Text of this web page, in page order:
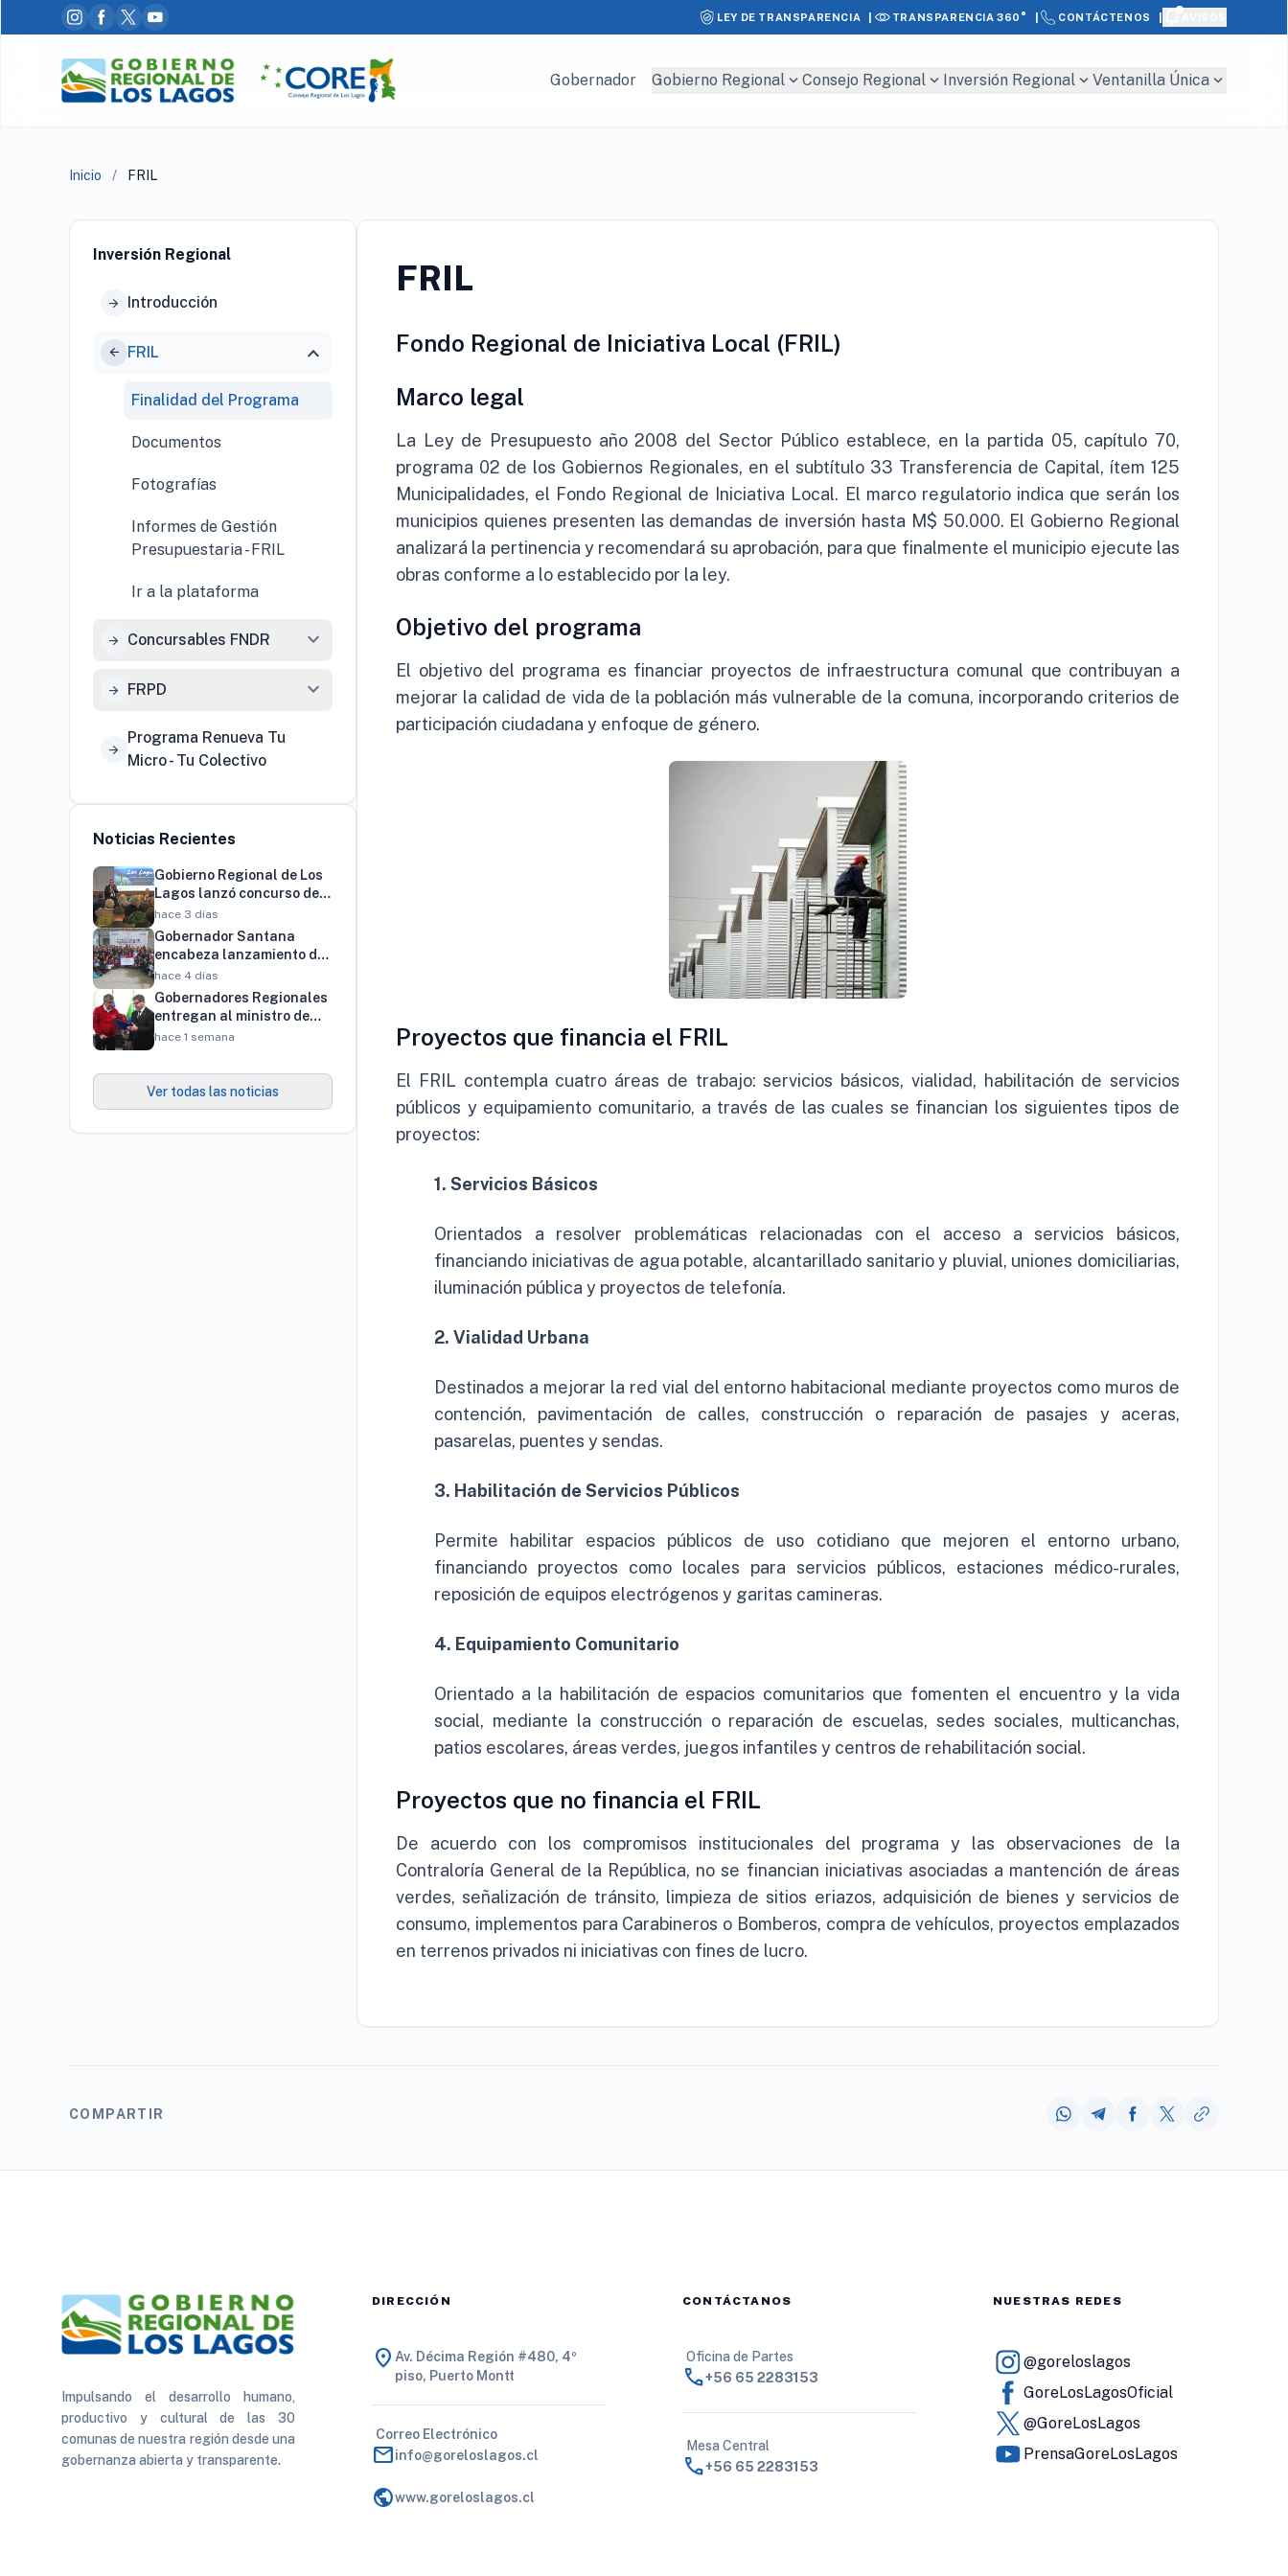
LEY DE TRANSPARENCIA | TRANSPARENCIA 360° CONTÁCTENOS
Gobernador Gobierno Regional expand_more Consejo Regional expand_more Inversión Regional expand_more Ventanilla Única expand_more
Inicio / FRIL
Inversión Regional
arrow_forward Introducción
arrow_forward FRIL expand_more
Finalidad del Programa
Documentos
Fotografías
Informes de Gestión
Presupuestaria - FRIL
Ir a la plataforma
arrow_forward Concursables FNDR expand_more
arrow_forward FRPD expand_more
arrow_forward
Programa Renueva Tu
Micro - Tu Colectivo
Noticias Recientes
Gobierno Regional de Los
Lagos lanzó concurso de
innovación por $4.000
millones para resolver
brechas productivas del
hace 3 días
Gobernador Santana
encabeza lanzamiento de
programa regional para
familias vinculadas al
autismo
hace 4 días
Gobernadores Regionales
entregan al ministro de
Economía cartera de más
proyectan generar cerca
de 27 mil empleos
hace 1 semana
Ver todas las noticias
FRIL
Fondo Regional de Iniciativa Local (FRIL)
Marco legal
La Ley de Presupuesto año 2008 del Sector Público establece, en la partida 05, capítulo 70,
programa 02 de los Gobiernos Regionales, en el subtítulo 33 Transferencia de Capital, ítem 125
Municipalidades, el Fondo Regional de Iniciativa Local. El marco regulatorio indica que serán los
municipios quienes presenten las demandas de inversión hasta M$ 50.000. El Gobierno Regional
analizará la pertinencia y recomendará su aprobación, para que finalmente el municipio ejecute las
obras conforme a lo establecido por la ley.
Objetivo del programa
El objetivo del programa es financiar proyectos de infraestructura comunal que contribuyan a
mejorar la calidad de vida de la población más vulnerable de la comuna, incorporando criterios de
participación ciudadana y enfoque de género.
Proyectos que financia el FRIL
El FRIL contempla cuatro áreas de trabajo: servicios básicos, vialidad, habilitación de servicios
públicos y equipamiento comunitario, a través de las cuales se financian los siguientes tipos de
proyectos:
1. Servicios Básicos
Orientados a resolver problemáticas relacionadas con el acceso a servicios básicos,
financiando iniciativas de agua potable, alcantarillado sanitario y pluvial, uniones domiciliarias,
iluminación pública y proyectos de telefonía.
2. Vialidad Urbana
Destinados a mejorar la red vial del entorno habitacional mediante proyectos como muros de
contención, pavimentación de calles, construcción o reparación de pasajes y aceras,
pasarelas, puentes y sendas.
3. Habilitación de Servicios Públicos
Permite habilitar espacios públicos de uso cotidiano que mejoren el entorno urbano,
financiando proyectos como locales para servicios públicos, estaciones médico-rurales,
reposición de equipos electrógenos y garitas camineras.
4. Equipamiento Comunitario
Orientado a la habilitación de espacios comunitarios que fomenten el encuentro y la vida
social, mediante la construcción o reparación de escuelas, sedes sociales, multicanchas,
patios escolares, áreas verdes, juegos infantiles y centros de rehabilitación social.
Proyectos que no financia el FRIL
De acuerdo con los compromisos institucionales del programa y las observaciones de la
Contraloría General de la República, no se financian iniciativas asociadas a mantención de áreas
verdes, señalización de tránsito, limpieza de sitios eriazos, adquisición de bienes y servicios de
consumo, implementos para Carabineros o Bomberos, compra de vehículos, proyectos emplazados
en terrenos privados ni iniciativas con fines de lucro.
COMPARTIR
Impulsando el desarrollo humano,
productivo y cultural de las 30
comunas de nuestra región desde una
gobernanza abierta y transparente.
DIRECCIÓN
location_on Av. Décima Región #480, 4º
piso, Puerto Montt
Correo Electrónico
mailinfo@goreloslagos.cl
publicwww.goreloslagos.cl
CONTÁCTANOS
Oficina de Partes
call+56 65 2283153
Mesa Central
call+56 65 2283153
NUESTRAS REDES
@goreloslagos
GoreLosLagosOficial
@GoreLosLagos
PrensaGoreLosLagos